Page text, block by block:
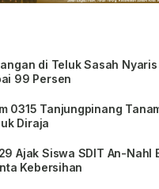
di Teluk Sasah Nyaris
99 Persen
0315 Tanjungpinang
Diraja
Ajak Siswa SDIT An-Nahl
Kebersihan